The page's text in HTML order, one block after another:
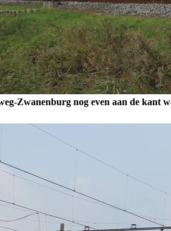
Zwanenburg nog even aan de kant